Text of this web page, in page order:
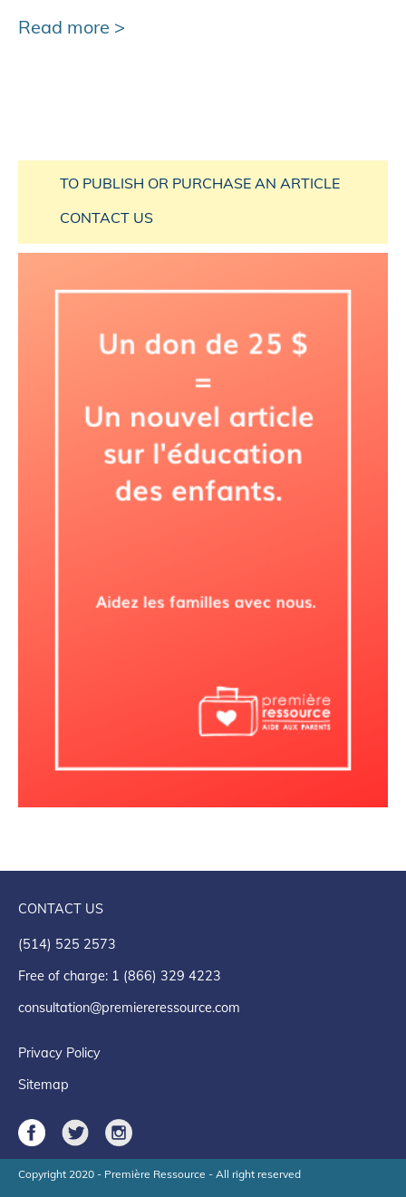
Read more
TO PUBLISH OR PURCHASE AN ARTICLE
CONTACT US
CONTACT US
(514) 525 2573
Free of charge: 1 (866) 329 4223
consultation@premiereressource.com
Privacy Policy
Sitemap
Copyright 2020 - Première Ressource - All right reserved